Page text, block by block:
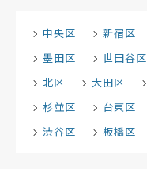
中央区 新宿区
墨田区
世田谷区
北区
大田区
杉並区
台東区
渋谷区
板橋区